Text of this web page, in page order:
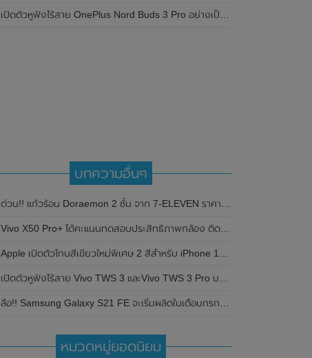
เปิดตัวหูฟังไร้สาย OnePlus Nord Buds 3 Pro อย่างเป็นทางการแล้ว มาพร้อมระบบตัดเสียงรบกวน (ANC) สามารถลดเสียงรบกวนได้ 49dB และแบตเตอรี่สุดอึดใช้งานได้นานสูงสุดถึง 44 ชั่วโมง
บทความอื่นๆ
ด่วน!! แก้วร้อน Doraemon 2 ชั้น จาก 7-ELEVEN ราคา 49 บาท มี 4 แบบให้สะสม
Vivo X50 Pro+ ได้คะแนนทดสอบประสิทธิภาพกล้อง ติดอันดับ 3 ของ DxOMark
Apple เปิดตัวโทนสีเขียวใหม่พิเศษ 2 สีสำหรับ iPhone 13 และ iPhone 13 Pro (สีเขียวอัลไพน์และสีเขียวธรรมดา)
เปิดตัวหูฟังไร้สาย Vivo TWS 3 และVivo TWS 3 Pro มาพร้อมระบบตัดเสียงรบกวนสูงสุด 49dB และรองรับระบบเสียงรอบทิศทาง 360 องศา
ลือ!! Samsung Galaxy S21 FE จะเริ่มผลิตในเดือนกรกฎาคม 2021 นี้ และมาด้วยกันทั้งหมด 4 สี
หมวดหมู่ยอดนิยม